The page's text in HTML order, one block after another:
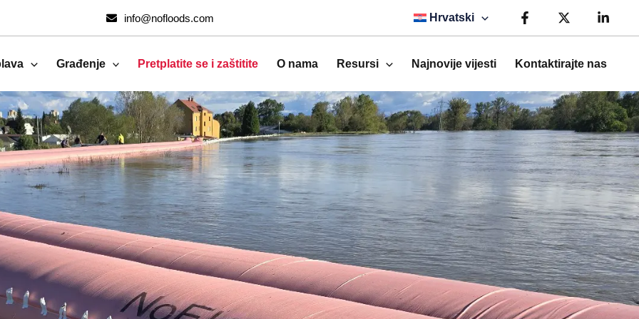
info@nofloods.com Hrvatski
Građenje Pretplatite se i zaštitite O nama Resursi Najnovije vijesti Kontaktirajte nas